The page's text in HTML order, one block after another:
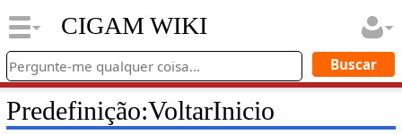
CIGAM WIKI
Predefinição:VoltarInicio